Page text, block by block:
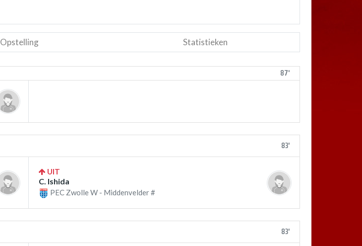
Opstelling Statistieken
87'
83'
UIT
C. Ishida
PEC Zwolle W - Middenvelder #
83'